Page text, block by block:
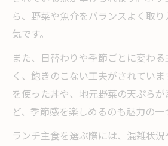
ら、野菜や魚介をバランスよく取
気です。
また、日替わりや季節ごとに変わ
く、飽きのこない工夫がされてい
を使った丼や、地元野菜の天ぷら
ど、季節感を楽しめるのも魅力の一
ランチ主食を選ぶ際には、混雑状